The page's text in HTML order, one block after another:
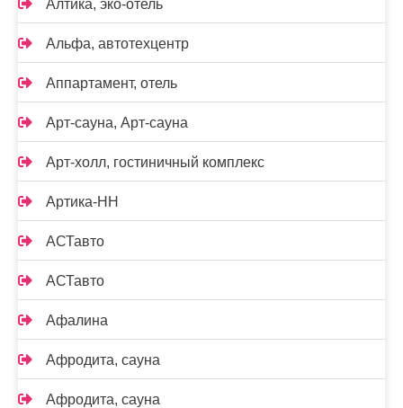
Алтика, эко-отель
Альфа, автотехцентр
Аппартамент, отель
Арт-сауна, Арт-сауна
Арт-холл, гостиничный комплекс
Артика-НН
АСТавто
АСТавто
Афалина
Афродита, сауна
Афродита, сауна